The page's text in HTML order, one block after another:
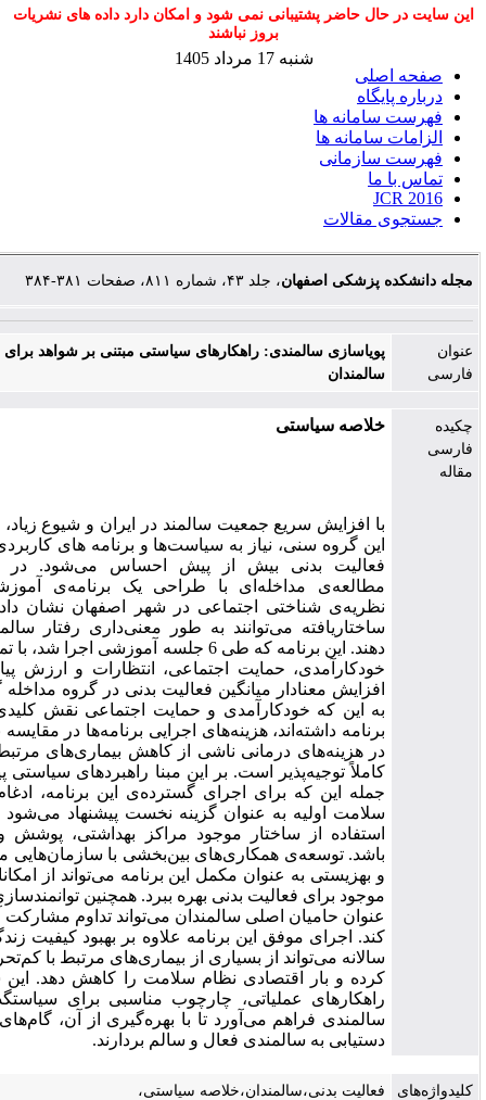
حاضر پشتیبانی نمی شود و امکان دارد داده های نشریات
ها
ها
پزشکی اصفهان ، جلد ۴۳، شماره ۸۱۱، صفحات ۳۸۱-۳۸۴
سالمندی: راهکارهای سیاستی مبتنی بر شواهد برای افزایش تحرک
سیاستی
افزایش سریع جمعیت سالمند در ایران و شیوع زیاد، کم‌ تحرکی در
گروه سنی، نیاز به سیاست‌ها و برنامه های کاربردی برای ارتقای
بدنی بیش از پیش احساس می‌شود. در این خصوص،
مداخله‌ای با طراحی یک برنامه‌ی آموزشی مبتنی بر
شناختی اجتماعی در شهر اصفهان نشان داد که مداخلات
می‌توانند به طور معنی‌داری رفتار سالمندان را تغییر
دهند. این برنامه که طی 6 جلسه آموزشی اجرا شد، با تمرکز بر تقویت
حمایت اجتماعی، انتظارات و ارزش پیامد، موفق به
معنادار میانگین فعالیت بدنی در گروه مداخله گردید. با توجه
این که خودکارآمدی و حمایت اجتماعی نقش کلیدی در موفقیت
داشته‌اند، هزینه‌های اجرایی برنامه‌‌ها در مقایسه با صرفه‌جویی
هزینه‌های درمانی ناشی از کاهش بیماری‌های مرتبط با کم‌تحرکی
توجیه‌پذیر است. بر این مبنا راهبردهای سیاستی پیشنهاد شد: از
این که برای اجرای گسترده‌ی این برنامه، ادغام آن در نظام
اولیه به عنوان گزینه نخست پیشنهاد می‌شود که می‌تواند با
از ساختار موجود مراکز بهداشتی، پوشش وسیعی داشته
توسعه‌ی همکاری‌های بین‌بخشی با سازمان‌هایی مانند شهرداری
بهزیستی به عنوان مکمل این برنامه می‌تواند از امکانات و فضاهای
برای فعالیت بدنی بهره ببرد. همچنین توانمندسازی خانواده‌ها به
حامیان اصلی سالمندان می‌تواند تداوم مشارکت آنان را تضمین
اجرای موفق این برنامه علاوه بر بهبود کیفیت زندگی سالمندان،
می‌تواند از بسیاری از بیماری‌های مرتبط با کم‌تحرکی پیشگیری
و بار اقتصادی نظام سلامت را کاهش دهد. این سند با ارائه‌ی
عملیاتی، چارچوب مناسبی برای سیاستگذاران حوزه‌ی
فراهم می‌آورد تا با بهره‌گیری از آن، گام‌های مؤثری جهت
به سالمندی فعال و سالم بردارند.
بدنی،سالمندان،خلاصه سیاستی،